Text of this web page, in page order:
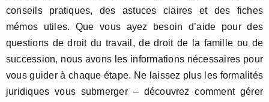
conseils pratiques, des astuces claires et des fiches
mémos utiles. Que vous ayez besoin d’aide pour des
questions de droit du travail, de droit de la famille ou de
succession, nous avons les informations nécessaires pour
vous guider à chaque étape. Ne laissez plus les formalités
juridiques vous submerger – découvrez comment gérer